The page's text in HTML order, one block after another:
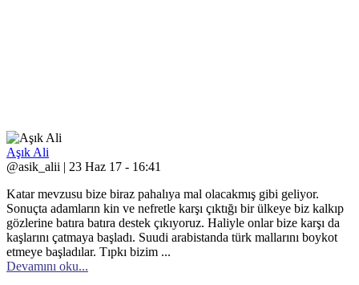
Aşık Ali
@asik_alii | 23 Haz 17 - 16:41
Katar mevzusu bize biraz pahalıya mal olacakmış gibi geliyor.
Sonuçta adamların kin ve nefretle karşı çıktığı bir ülkeye biz kalkıp
gözlerine batıra batıra destek çıkıyoruz. Haliyle onlar bize karşı da
kaşlarını çatmaya başladı. Suudi arabistanda türk mallarını boykot
etmeye başladılar. Tıpkı bizim ...
Devamını oku...